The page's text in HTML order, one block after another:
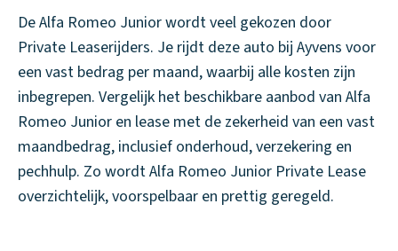
De Alfa Romeo Junior wordt veel gekozen door
Private Leaserijders. Je rijdt deze auto bij Ayvens voor
een vast bedrag per maand, waarbij alle kosten zijn
inbegrepen. Vergelijk het beschikbare aanbod van Alfa
Romeo Junior en lease met de zekerheid van een vast
maandbedrag, inclusief onderhoud, verzekering en
pechhulp. Zo wordt Alfa Romeo Junior Private Lease
overzichtelijk, voorspelbaar en prettig geregeld.